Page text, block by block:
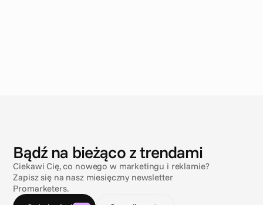
tua c
Bądź na bieżąco z trendami
Ciekawi Cię, co nowego w marketingu i reklamie?
Zapisz się na nasz miesięczny newsletter
Promarketers.